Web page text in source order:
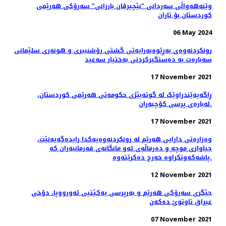
وێنه‌هه‌واڵی سه‌ردانی "نێچیرڤان بارزانی" سەرۆکی هەرێمی
کوردستان بۆ تاران
06 May 2024
رونکردنەوەی بەڕێوەبەرایەتی گشتی رۆشنبیری و هونەری سلێمانی
سەبارەت بە دەستگیرکردنی بەختیار سەعید
17 November 2021
ڕاگەیەێندراوێک لە گوتەبێژی حکومەتی ھەرێمی کوردستان،
لەبارەی پرسی کۆچبەران.
17 November 2021
وەزارەتی دارایی هەرێم لە رونکردنەوەیەکدا رایدەگەیەنێت،
جیاوازی موچە و دەرماڵەی ئەو مانگانەی فەرمانبەران کە
پاشەکەوتکراوە خەرج دەکرێتەوە.
12 November 2021
جێگری سەرۆکی هەرێم و بەرپرسی یەکێتیی ئەورووپا، دۆخى
عيراق تاوتوێ ده‌كه‌ن
07 November 2021